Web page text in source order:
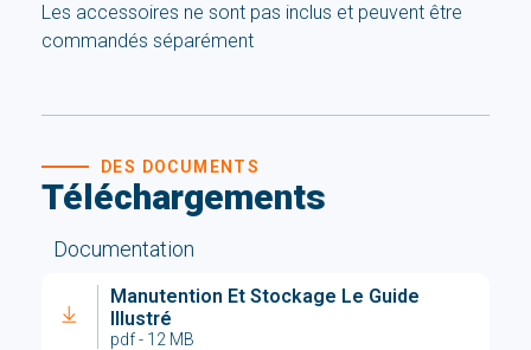
Les accessoires ne sont pas inclus et peuvent être
commandés séparément
Téléchargements
DES DOCUMENTS
Documentation
Manutention Et Stockage Le Guide
Illustré
pdf - 12 MB